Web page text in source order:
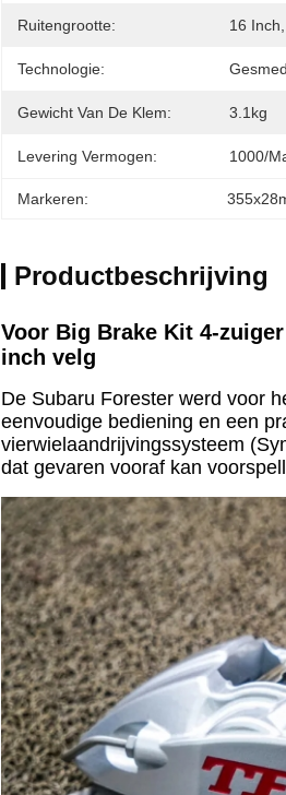
Ruitengrootte: 16
Technologie:
Gewicht Van De Klem: 3.1kg
Levering Vermogen: 1000/
Markeren:
Productbeschrijving
Voor Big Brake Kit 4-
inch velg
De Subaru Forester werd voor
eenvoudige bediening en een
vierwielaandrijvingssysteem
dat gevaren vooraf kan